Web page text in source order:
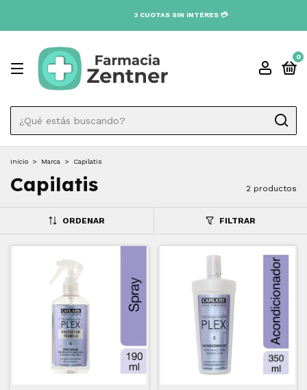
3 CUOTAS SIN INTÉRES 💳
0
Inicio > Marca > Capilatis
Capilatis 2 productos
ORDENAR FILTRAR